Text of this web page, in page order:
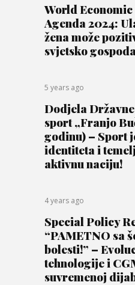
World
Agenda 2024:
žena može
svjetsko
5 years ago
Dodjela
sport „Franjo
godinu) – Sport
identiteta i
aktivnu naciju!
4 years ago
Special Policy
“PAMETNO sa
bolesti!” –
tehnologije i
suvremenoj